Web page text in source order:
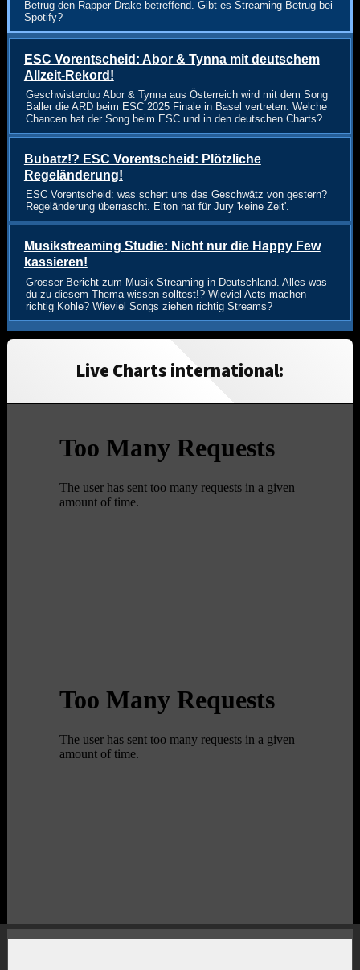
Betrug den Rapper Drake betreffend. Gibt es Streaming Betrug bei
Spotify?
ESC Vorentscheid: Abor & Tynna mit deutschem
Allzeit-Rekord!
Geschwisterduo Abor & Tynna aus Österreich wird mit dem Song
Baller die ARD beim ESC 2025 Finale in Basel vertreten. Welche
Chancen hat der Song beim ESC und in den deutschen Charts?
Bubatz!? ESC Vorentscheid: Plötzliche
Regeländerung!
ESC Vorentscheid: was schert uns das Geschwätz von gestern?
Regeländerung überrascht. Elton hat für Jury 'keine Zeit'.
Musikstreaming Studie: Nicht nur die Happy Few
kassieren!
Grosser Bericht zum Musik-Streaming in Deutschland. Alles was
du zu diesem Thema wissen solltest!? Wieviel Acts machen
richtig Kohle? Wieviel Songs ziehen richtig Streams?
Live Charts international: